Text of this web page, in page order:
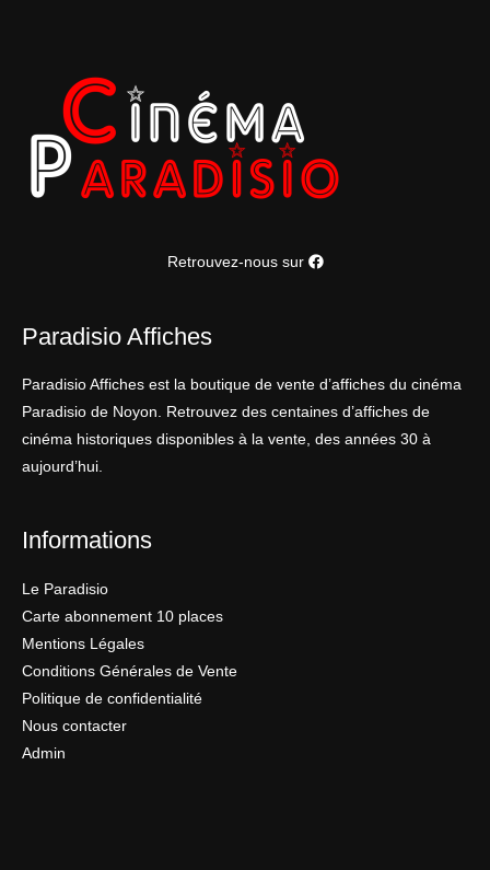
Retrouvez-nous sur
Paradisio Affiches
Paradisio Affiches est la boutique de vente d’affiches du cinéma
Paradisio de Noyon. Retrouvez des centaines d’affiches de
cinéma historiques disponibles à la vente, des années 30 à
aujourd’hui.
Informations
Le Paradisio
Carte abonnement 10 places
Mentions Légales
Conditions Générales de Vente
Politique de confidentialité
Nous contacter
Admin